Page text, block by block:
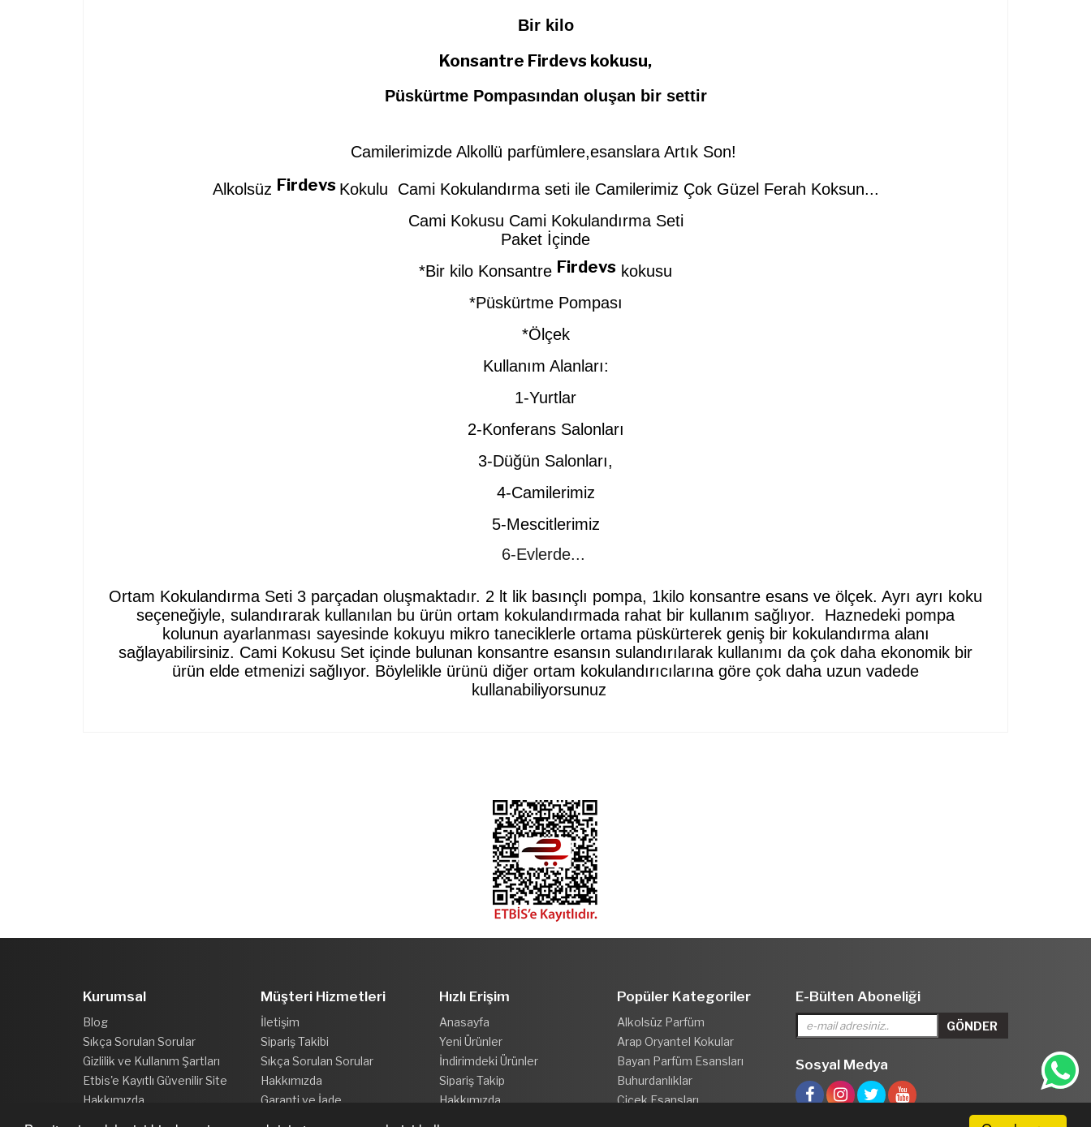
Bir kilo
Konsantre Firdevs kokusu,
Püskürtme Pompasından oluşan bir settir
Camilerimizde Alkollü parfümlere,esanslara Artık Son!
Alkolsüz Firdevs Kokulu Cami Kokulandırma seti ile Camilerimiz Çok Güzel Ferah Koksun...
Cami Kokusu Cami Kokulandırma Seti
Paket İçinde
*Bir kilo Konsantre Firdevs kokusu
*Püskürtme Pompası
*Ölçek
Kullanım Alanları:
1-Yurtlar
2-Konferans Salonları
3-Düğün Salonları,
4-Camilerimiz
5-Mescitlerimiz
6-Evlerde...
Ortam Kokulandırma Seti 3 parçadan oluşmaktadır. 2 lt lik basınçlı pompa, 1kilo konsantre esans ve ölçek. Ayrı ayrı koku
seçeneğiyle, sulandırarak kullanılan bu ürün ortam kokulandırmada rahat bir kullanım sağlıyor. Haznedeki pompa
kolunun ayarlanması sayesinde kokuyu mikro taneciklerle ortama püskürterek geniş bir kokulandırma alanı
sağlayabilirsiniz. Cami Kokusu Set içinde bulunan konsantre esansın sulandırılarak kullanımı da çok daha ekonomik bir
ürün elde etmenizi sağlıyor. Böylelikle ürünü diğer ortam kokulandırıcılarına göre çok daha uzun vadede
kullanabiliyorsunuz
Kurumsal
Blog
Sıkça Sorulan Sorular
Gizlilik ve Kullanım Şartları
Etbis'e Kayıtlı Güvenilir Site
Hakkımızda
Müşteri Hizmetleri
İletişim
Sipariş Takibi
Sıkça Sorulan Sorular
Hakkımızda
Garanti ve İade
Hızlı Erişim
Anasayfa
Yeni Ürünler
İndirimdeki Ürünler
Sipariş Takip
Hakkımızda
Popüler Kategoriler
Alkolsüz Parfüm
Arap Oryantel Kokular
Bayan Parfüm Esansları
Buhurdanlıklar
Çiçek Esansları
E-Bülten Aboneliği
Sosyal Medya